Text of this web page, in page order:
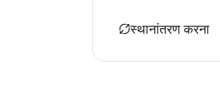
स्थानांतरण करना